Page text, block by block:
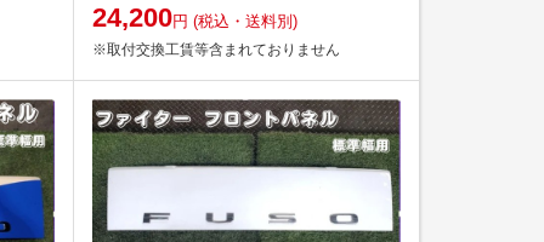
24,200円 (税込・送料別)
※取付交換工賃等含まれておりません